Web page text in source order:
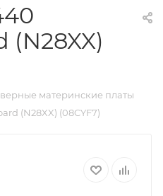
материнские платы
(N28XX) (08CYF7)